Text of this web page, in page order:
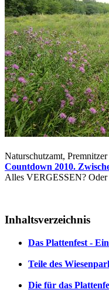
Naturschutzamt,
Countdown 2010.
Alles VERGESSEN? Oder
Inhaltsverzeichnis
Das Plattenfest -
Teile des
Die für das